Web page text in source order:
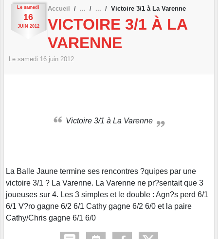
Le samedi
16
JUIN 2012
Accueil Victoire 3/1 à La Varenne
VICTOIRE 3/1 À LA
VARENNE
Le samedi 16 juin 2012
Victoire 3/1 à La Varenne
La Balle Jaune termine ses rencontres ?quipes par une
victoire 3/1 ? La Varenne. La Varenne ne pr?sentait que 3
joueuses sur 4. Les 3 simples et le double : Agn?s perd 6/1
6/1 V?ro gagne 6/2 6/1 Cathy gagne 6/2 6/0 et la paire
Cathy/Chris gagne 6/1 6/0